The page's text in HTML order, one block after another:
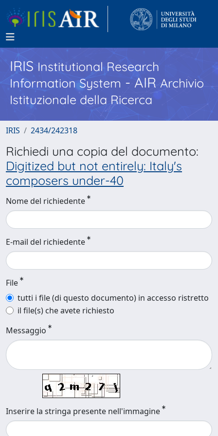
IRISInstitutional Research
Information System - AIR Archivio
Istituzionale della Ricerca
IRIS 2434/242318
Richiedi una copia del documento:
Digitized but not entirely: Italy's
composers under-40
Nome del richiedente
E-mail del richiedente
File
tutti i file (di questo documento) in accesso ristretto
il file(s) che avete richiesto
Messaggio
Inserire la stringa presente nell'immagine